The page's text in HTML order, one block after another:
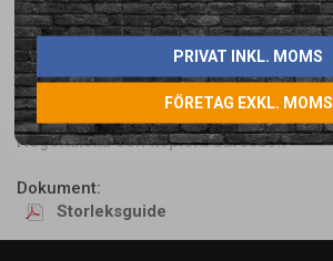
PRIVAT INKL. MOMS
FÖRETAG EXKL. MOMS
Artikelnummer:
646129-2
Direktlänk:
Högerklicka och kopiera adressen
Dokument:
Storleksguide